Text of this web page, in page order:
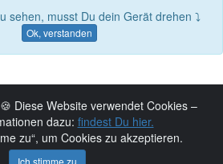
sehen, musst Du dein Gerät drehen ⤵
Ok, verstanden
Copyright:HHEDL.de
🍪 Diese Website verwendet Cookies –
dazu: findest Du hier.
zu“, um Cookies zu akzeptieren.
Ich stimme zu